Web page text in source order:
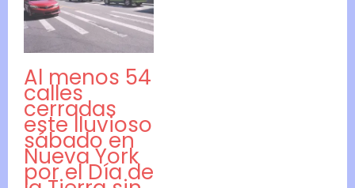
Al menos 54
calles
cerradas
este lluvioso
sábado en
Nueva York
por el Día de